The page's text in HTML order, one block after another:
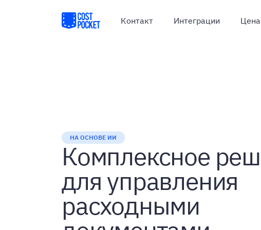
Контакт Интеграции Цена
НА ОСНОВЕ ИИ
Комплексное
для управления
расходными